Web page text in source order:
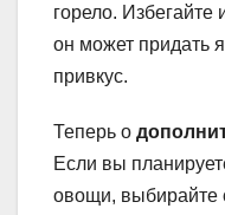
горело. Избегайте
он может придать
привкус.
Теперь о
Если вы
овощи, выбирайте